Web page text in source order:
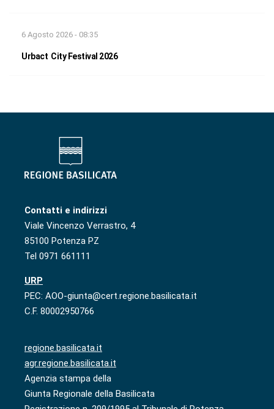
6 Agosto 2026 - 08:35
Urbact City Festival 2026
Contatti e indirizzi
Viale Vincenzo Verrastro, 4
85100 Potenza PZ
Tel 0971 661111
URP
PEC: AOO-giunta@cert.regione.basilicata.it
C.F. 80002950766
regione.basilicata.it
agr.regione.basilicata.it
Agenzia stampa della
Giunta Regionale della Basilicata